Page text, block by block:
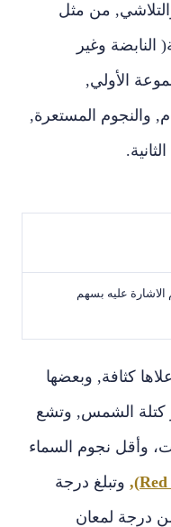
من مثل
النابضة وغير
الأولي‏,‏
والنجوم المستعرة‏,‏
عليه بسهم
كثافة‏,‏ وبعضها
كتلة الشمس‏,‏ وتشع
وأقل نجوم السماء
وتبلغ درجة
درجة لمعان